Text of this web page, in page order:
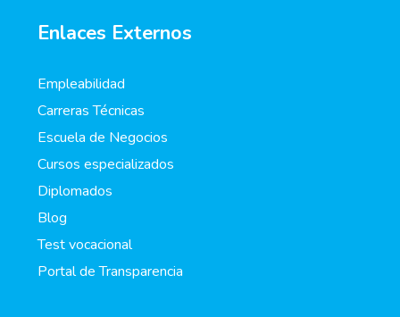
Enlaces Externos
Empleabilidad
Carreras Técnicas
Escuela de Negocios
Cursos especializados
Diplomados
Blog
Test vocacional
Portal de Transparencia